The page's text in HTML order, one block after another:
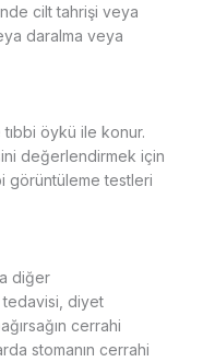
cilt tahrişi veya
daralma veya
tıbbi öykü ile konur.
değerlendirmek için
görüntüleme testleri
diğer
tedavisi, diyet
cerrahi
stomanın cerrahi